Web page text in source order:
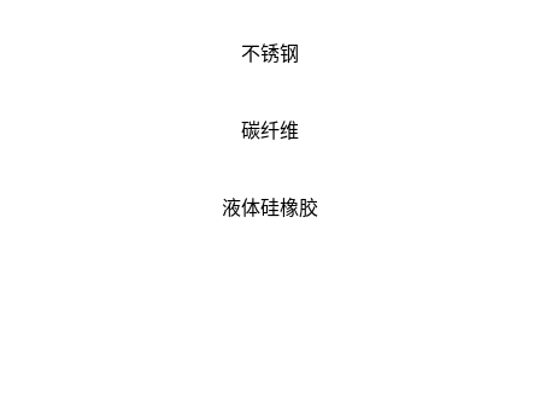
不锈钢
碳纤维
液体硅橡胶